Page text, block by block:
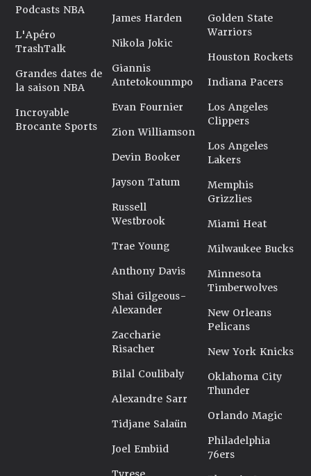
Podcasts NBA
L'Apéro
TrashTalk
Grandes dates de
la saison NBA
Incroyable
Brocante Sports
James Harden
Nikola Jokic
Giannis
Antetokounmpo
Evan Fournier
Zion Williamson
Devin Booker
Jayson Tatum
Russell
Westbrook
Trae Young
Anthony Davis
Shai Gilgeous-
Alexander
Zaccharie
Risacher
Bilal Coulibaly
Alexandre Sarr
Tidjane Salaün
Joel Embiid
Golden State
Warriors
Houston Rockets
Indiana Pacers
Los Angeles
Clippers
Los Angeles
Lakers
Memphis
Grizzlies
Miami Heat
Milwaukee Bucks
Minnesota
Timberwolves
New Orleans
Pelicans
New York Knicks
Oklahoma City
Thunder
Orlando Magic
Philadelphia
76ers